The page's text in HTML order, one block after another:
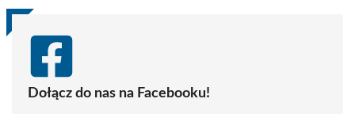
Dołącz do nas na Facebooku!